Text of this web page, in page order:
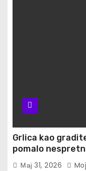
Grlica kao
pomalo
Мај 31, 2026